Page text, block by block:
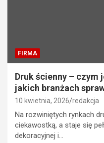
FIRMA
Druk ścienny – czym
jakich branżach
10 kwietnia, 2026 redakcja
Na rozwiniętych rynkach
ciekawostką, a staje się
dekoracyjnej i…